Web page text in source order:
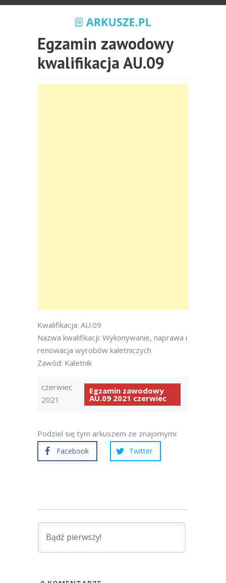
Egzamin zawodowy
kwalifikacja AU.09
Kwalifikacja: AU.09
Nazwa kwalifikacji: Wykonywanie, naprawa i
renowacja wyrobów kaletniczych
Zawód: Kaletnik
czerwiec
2021
Egzamin zawodowy
AU.09 2021 czerwiec
Podziel się tym arkuszem ze znajomymi:
Facebook Twitter